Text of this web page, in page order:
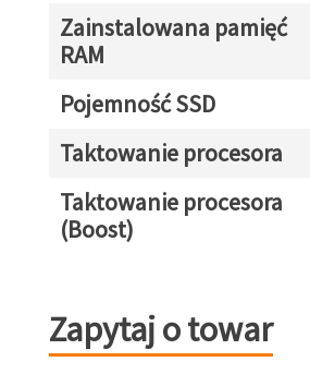
Zainstalowana pamięć
RAM
Pojemność SSD
Taktowanie procesora
Taktowanie procesora
(Boost)
Zapytaj o towar
Zapytaj o towar